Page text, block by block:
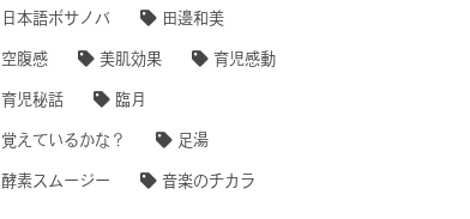
日本語ボサノバ 田邊和美
空腹感 美肌効果 育児感動
育児秘話 臨月
覚えているかな？ 足湯
酵素スムージー 音楽のチカラ